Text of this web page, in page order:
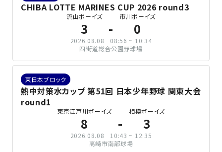
CHIBA LOTTE MARINES CUP 2026 round3
流山ボーイズ
3
市川ボーイズ
0
2026.08.08
08:56 ~ 10:34
四街道総合公園野球場
東日本ブロック
熱中対策水カップ 第51回 日本少年野球 関東大会
round1
東京江戸川ボーイズ
8
相模ボーイズ
3
2026.08.08
10:43 ~ 12:35
高崎市南部球場